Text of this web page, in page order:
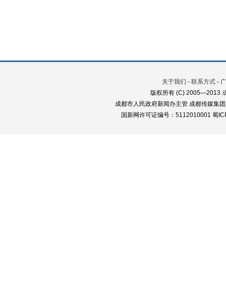
关于我们 - 联系方式 -
版权所有 (C) 2005—2013
成都市人民政府新闻办主管 成都传媒集
国新网许可证编号：5112010001 蜀